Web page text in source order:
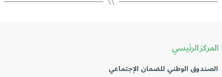
المركز الرئيسي
الصندوق الوطني للضمان الإجتماعي